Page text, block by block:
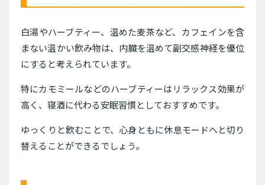
白湯やハーブティー、温めた麦茶など、カフェインを含
まない温かい飲み物は、内臓を温めて副交感神経を優位
にすると考えられています。
特にカモミールなどのハーブティーはリラックス効果が
高く、寝酒に代わる安眠習慣としておすすめです。
ゆっくりと飲むことで、心身ともに休息モードへと切り
替えることができるでしょう。